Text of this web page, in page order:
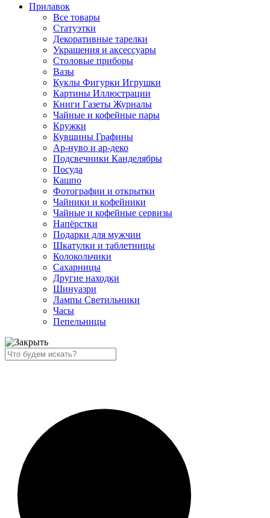
Прилавок
Все товары
Статуэтки
Декоративные тарелки
Украшения и аксессуары
Столовые приборы
Вазы
Куклы Фигурки Игрушки
Картины Иллюстрации
Книги Газеты Журналы
Чайные и кофейные пары
Кружки
Кувшины Графины
Ар-нуво и ар-деко
Подсвечники Канделябры
Посуда
Кашпо
Фотографии и открытки
Чайники и кофейники
Чайные и кофейные сервизы
Напёрстки
Подарки для мужчин
Шкатулки и таблетницы
Колокольчики
Сахарницы
Другие находки
Шинуазри
Лампы Светильники
Часы
Пепельницы